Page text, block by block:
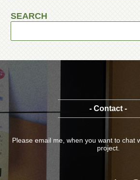
SEARCH
- Contact -
Please email me, when you want to chat
project.